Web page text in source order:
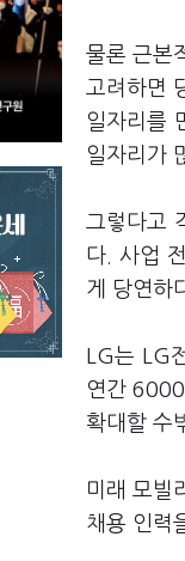
물론 근본
고려하면
일자리를
일자리가
그렇다고
다. 사업
게 당연하
LG는 LG
연간
확대할 수
미래 모빌
채용 인력